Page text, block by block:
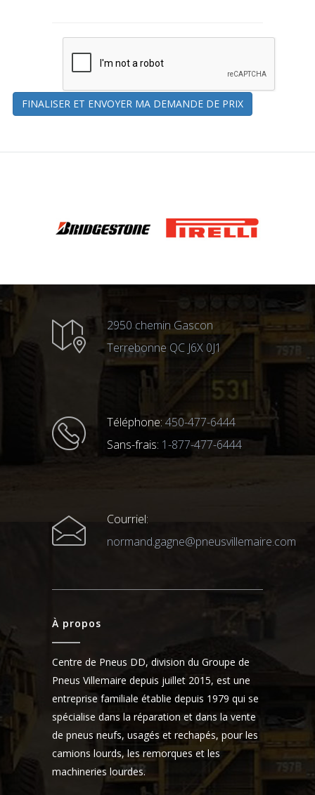
FINALISER ET ENVOYER MA DEMANDE DE PRIX
2950 chemin Gascon
Terrebonne QC J6X 0J1
Téléphone: 450-477-6444
Sans-frais: 1-877-477-6444
Courriel:
normand.gagne@pneusvillemaire.com
À propos
Centre de Pneus DD, division du Groupe de
Pneus Villemaire depuis juillet 2015, est une
entreprise familiale établie depuis 1979 qui se
spécialise dans la réparation et dans la vente
de pneus neufs, usagés et rechapés, pour les
camions lourds, les remorques et les
machineries lourdes.